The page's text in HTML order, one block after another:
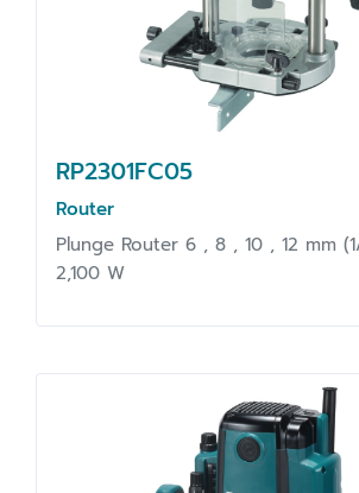
RP2301FC05
Router
Plunge Router 6 , 8 , 10 , 12 mm
2,100 W